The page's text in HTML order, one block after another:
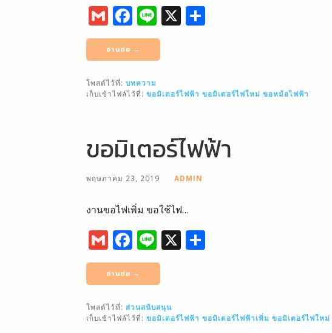
G
m
ai
l
F
a
c
e
b
k
Li
n
e
X
อ่านต่อ →
โพสต์ไว้ที่: บทความ
เก็บเข้าไฟล์ไว้ที่: ขอมิเตอร์ไฟฟ้า ขอมิเตอร์ไฟใหม่ ขอหม้อไฟฟ้า
ขอมิเตอร์ไฟฟ้า
พฤษภาคม 23, 2019 ADMIN
งานขอไฟเพิ่ม ขอใช้ไฟ…
G
m
ai
l
F
a
c
e
b
Li
n
e
X
อ่านต่อ →
โพสต์ไว้ที่: ส่วนสนับสนุน
เก็บเข้าไฟล์ไว้ที่: ขอมิเตอร์ไฟฟ้า ขอมิเตอร์ไฟฟ้าเพิ่ม ขอมิเตอร์ไฟใหม่